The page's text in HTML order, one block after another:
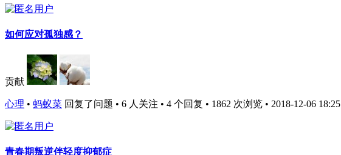
如何应对孤独感？
贡献
心理 • 蚂蚁菜 回复了问题 • 6 人关注 • 4 个回复 • 1862 次浏览 • 2018-12-06 18:25
青春期叛逆伴轻度抑郁症